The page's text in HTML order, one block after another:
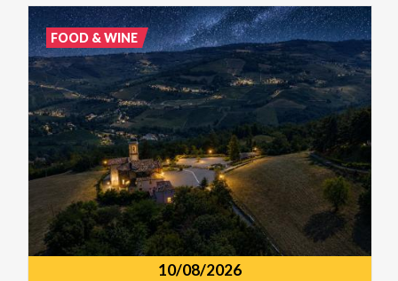
10/08/2026
FOOD & WINE